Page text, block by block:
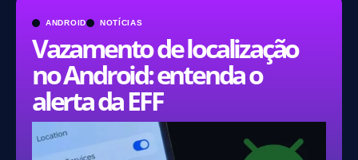
ANDROID NOTÍCIAS
Vazamento de localização
no Android: entenda o
alerta da EFF